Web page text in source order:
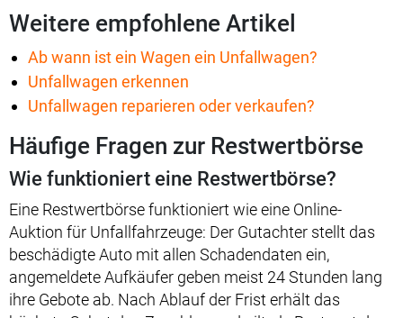
Weitere empfohlene Artikel
Ab wann ist ein Wagen ein Unfallwagen?
Unfallwagen erkennen
Unfallwagen reparieren oder verkaufen?
Häufige Fragen zur Restwertbörse
Wie funktioniert eine Restwertbörse?
Eine Restwertbörse funktioniert wie eine Online-
Auktion für Unfallfahrzeuge: Der Gutachter stellt das
beschädigte Auto mit allen Schadendaten ein,
angemeldete Aufkäufer geben meist 24 Stunden lang
ihre Gebote ab. Nach Ablauf der Frist erhält das